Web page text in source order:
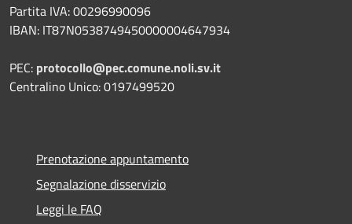
Partita IVA: 00296990096
IBAN: IT87N0538749450000004647934
PEC: protocollo@pec.comune.noli.sv.it
Centralino Unico: 0197499520
Prenotazione appuntamento
Segnalazione disservizio
Leggi le FAQ